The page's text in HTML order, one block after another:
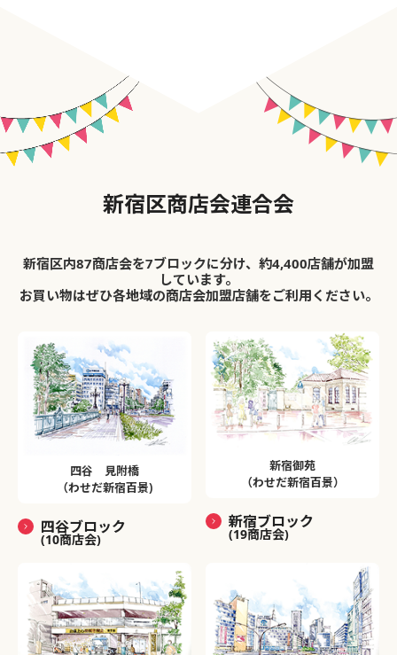
新宿区商店会連合会
新宿区内87商店会を7ブロックに分け、約4,400店舗が加盟
しています。
お買い物はぜひ各地域の商店会加盟店舗をご利用ください。
四谷 見附橋
（わせだ新宿百景)
四谷ブロック
(10商店会)
新宿御苑
（わせだ新宿百景）
新宿ブロック
(19商店会)